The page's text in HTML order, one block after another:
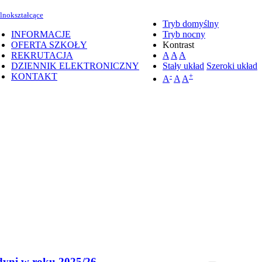
Tryb domyślny
Tryb nocny
Kontrast
A A A
Stały układ Szeroki układ
A- A A+
INFORMACJE
OFERTA SZKOŁY
REKRUTACJA
DZIENNIK ELEKTRONICZNY
KONTAKT